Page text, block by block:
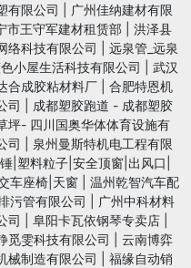
有限公司
广州佳纳建材有限
市王守军建材租赁部
洪泽县
络科技有限公司
远泉管_远泉
小屋生活科技有限公司
武汉
合成胶粘材料厂
合肥特恩机
司
成都塑胶跑道 - 成都塑胶
- 四川国奥华体体育设施有
司
泉州曼斯特机电工程有限
|塑料粒子|安全顶窗|出风口|
车座椅|天窗
温州乾智汽车配
污管有限公司
广州中科材料
司 阜阳卡瓦依钢琴专卖店
觅雯科技有限公司
云南博弈
械制造有限公司
福缘自动销